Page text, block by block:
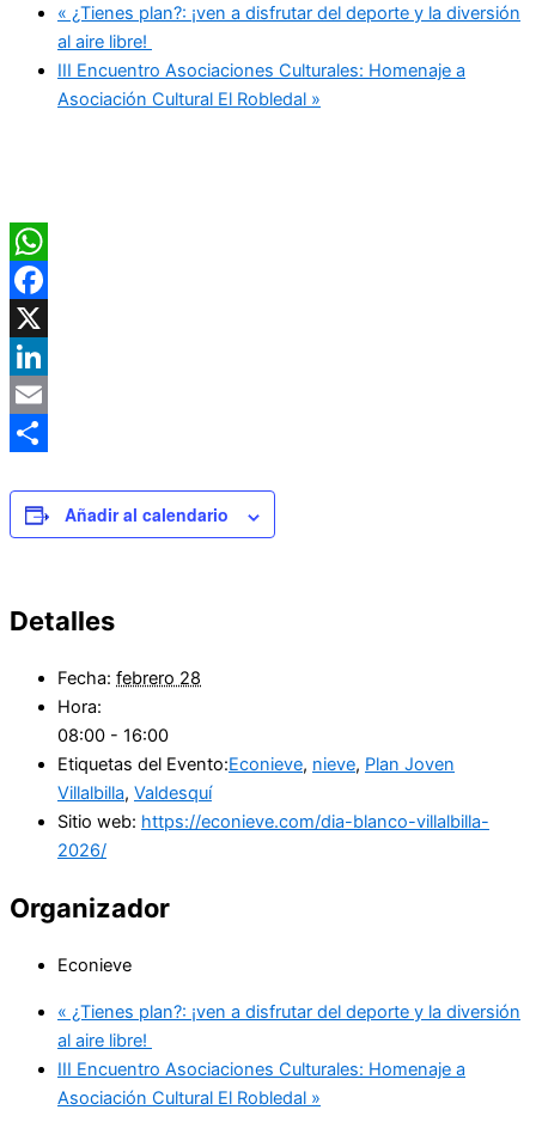
« ¿Tienes plan?: ¡ven a disfrutar del deporte y la diversión
al aire libre!
III Encuentro Asociaciones Culturales: Homenaje a
Asociación Cultural El Robledal »
WhatsApp
Facebook
X
LinkedIn
Email
Añadir al calendario
Detalles
Fecha: febrero 28
Hora:
08:00 - 16:00
Etiquetas del Evento:Econieve, nieve, Plan Joven
Villalbilla, Valdesquí
Sitio web: https://econieve.com/dia-blanco-villalbilla-
2026/
Organizador
Econieve
« ¿Tienes plan?: ¡ven a disfrutar del deporte y la diversión
al aire libre!
III Encuentro Asociaciones Culturales: Homenaje a
Asociación Cultural El Robledal »